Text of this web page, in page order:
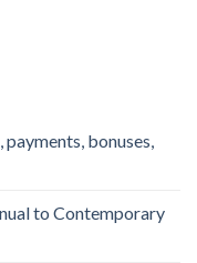
bonuses,
to Contemporary